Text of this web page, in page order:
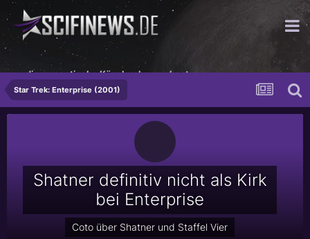
...die romantische Käsekuchenverkostung
Star Trek: Enterprise (2001)
Shatner definitiv nicht als Kirk
bei Enterprise
Coto über Shatner und Staffel Vier